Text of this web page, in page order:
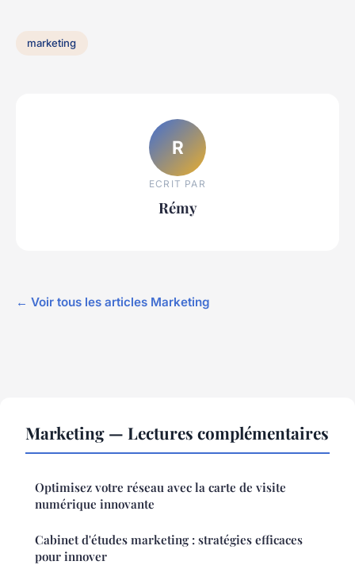
marketing
R
ECRIT PAR
Rémy
← Voir tous les articles Marketing
Marketing — Lectures complémentaires
Optimisez votre réseau avec la carte de visite
numérique innovante
Cabinet d'études marketing : stratégies efficaces
pour innover